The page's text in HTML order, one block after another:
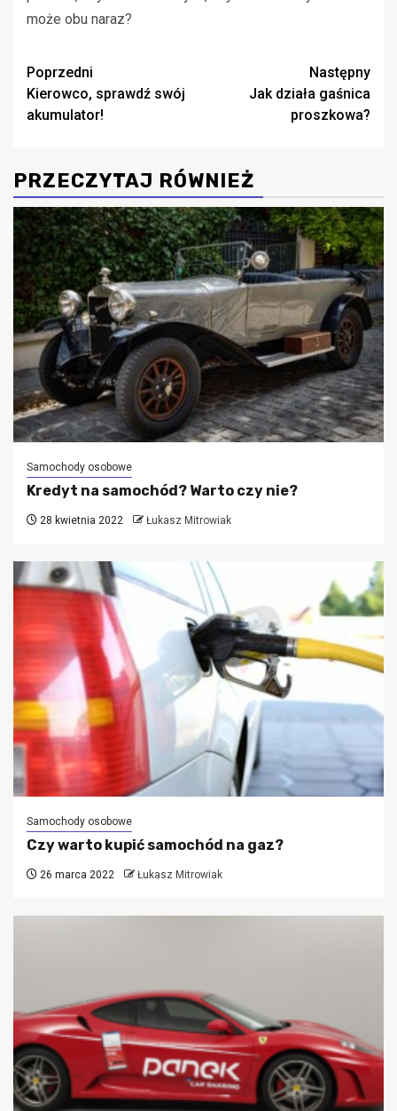
może obu naraz?
Zobacz
wpisy
Poprzedni
Kierowco, sprawdź swój
akumulator!
Następny
Jak działa gaśnica
proszkowa?
PRZECZYTAJ RÓWNIEŻ
Samochody osobowe
Kredyt na samochód? Warto czy nie?
28 kwietnia 2022 Łukasz Mitrowiak
Samochody osobowe
Czy warto kupić samochód na gaz?
26 marca 2022 Łukasz Mitrowiak